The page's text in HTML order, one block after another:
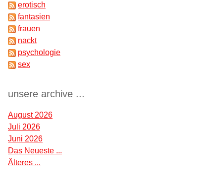
erotisch
fantasien
frauen
nackt
psychologie
sex
unsere archive ...
August 2026
Juli 2026
Juni 2026
Das Neueste ...
Älteres ...